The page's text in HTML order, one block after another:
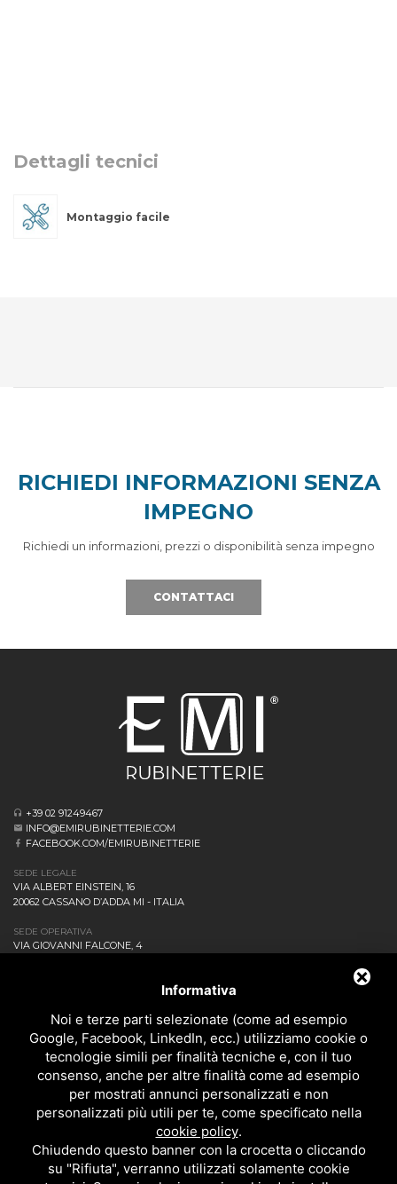
Dettagli tecnici
Montaggio facile
RICHIEDI INFORMAZIONI SENZA
IMPEGNO
Richiedi un informazioni, prezzi o disponibilità senza impegno
CONTATTACI
+39 02 91249467
INFO@EMIRUBINETTERIE.COM
FACEBOOK.COM/EMIRUBINETTERIE
SEDE LEGALE
VIA ALBERT EINSTEIN, 16
20062 CASSANO D’ADDA MI - ITALIA
SEDE OPERATIVA
VIA GIOVANNI FALCONE, 4
DOWNLOAD
CONTATTACI!
POLITICA DELLA QUALITÀ
PRIVACY
BAGNO
CUCINA
ACCESSORI
Informativa
Noi e terze parti selezionate (come ad esempio
Google, Facebook, LinkedIn, ecc.) utilizziamo cookie o
tecnologie simili per finalità tecniche e, con il tuo
consenso, anche per altre finalità come ad esempio
per mostrati annunci personalizzati e non
personalizzati più utili per te, come specificato nella
cookie policy.
Chiudendo questo banner con la crocetta o cliccando
su "Rifiuta", verranno utilizzati solamente cookie